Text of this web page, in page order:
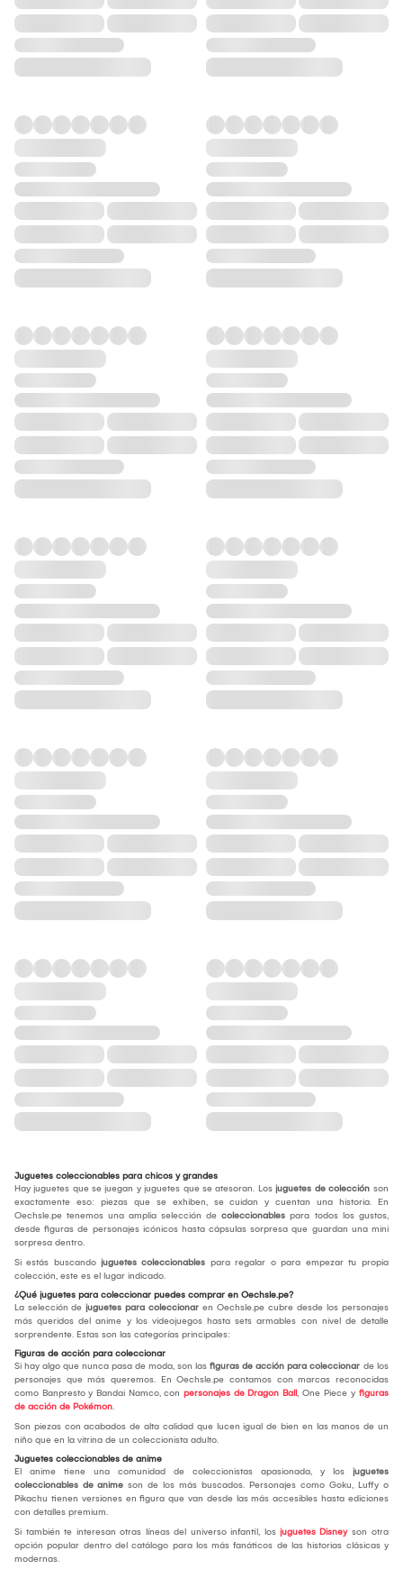
Juguetes coleccionables para chicos y grandes
Hay juguetes que se juegan y juguetes que se atesoran. Los juguetes de colección son
exactamente eso: piezas que se exhiben, se cuidan y cuentan una historia. En
Oechsle.pe tenemos una amplia selección de coleccionables para todos los gustos,
desde figuras de personajes icónicos hasta cápsulas sorpresa que guardan una mini
sorpresa dentro.
Si estás buscando juguetes coleccionables para regalar o para empezar tu propia
colección, este es el lugar indicado.
¿Qué juguetes para coleccionar puedes comprar en Oechsle.pe?
La selección de juguetes para coleccionar en Oechsle.pe cubre desde los personajes
más queridos del anime y los videojuegos hasta sets armables con nivel de detalle
sorprendente. Estas son las categorías principales:
Figuras de acción para coleccionar
Si hay algo que nunca pasa de moda, son las figuras de acción para coleccionar de los
personajes que más queremos. En Oechsle.pe contamos con marcas reconocidas
como Banpresto y Bandai Namco, con personajes de Dragon Ball, One Piece y figuras
de acción de Pokémon.
Son piezas con acabados de alta calidad que lucen igual de bien en las manos de un
niño que en la vitrina de un coleccionista adulto.
Juguetes coleccionables de anime
El anime tiene una comunidad de coleccionistas apasionada, y los juguetes
coleccionables de anime son de los más buscados. Personajes como Goku, Luffy o
Pikachu tienen versiones en figura que van desde las más accesibles hasta ediciones
con detalles premium.
Si también te interesan otras líneas del universo infantil, los juguetes Disneyson otra
opción popular dentro del catálogo para los más fanáticos de las historias clásicas y
modernas.